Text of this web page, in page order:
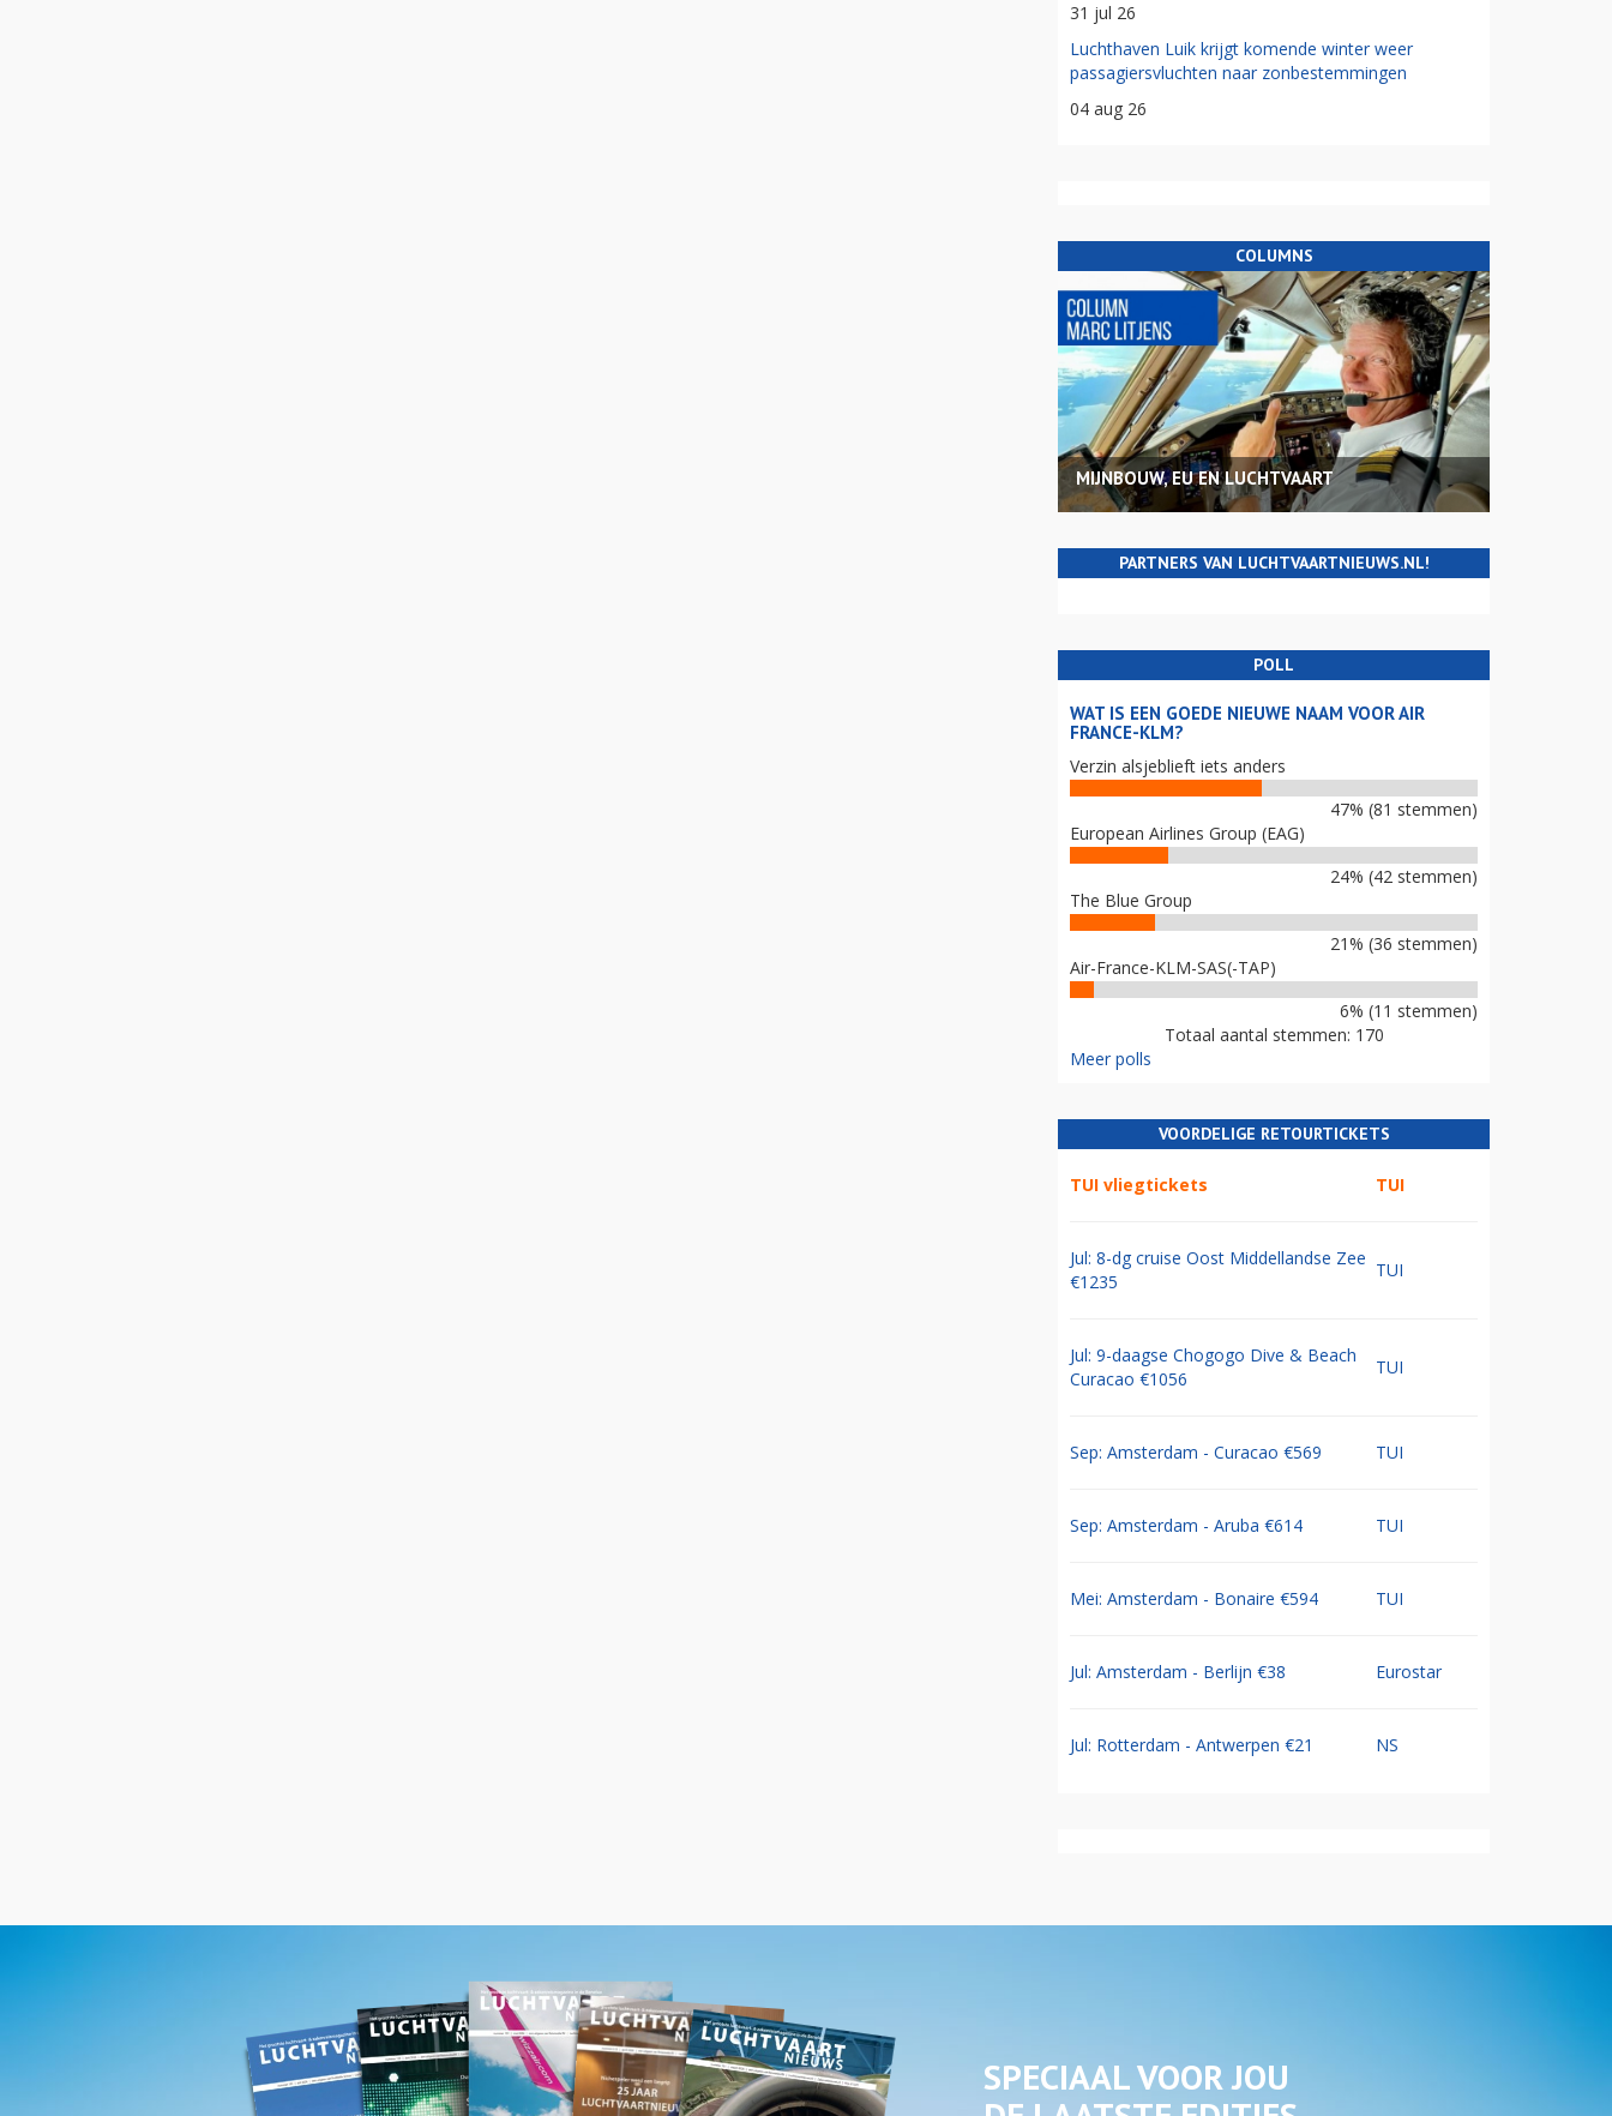
31 jul 26
Luchthaven Luik krijgt komende winter weer
passagiersvluchten naar zonbestemmingen
04 aug 26
COLUMNS
MIJNBOUW, EU EN LUCHTVAART
PARTNERS VAN LUCHTVAARTNIEUWS.NL!
POLL
WAT IS EEN GOEDE NIEUWE NAAM VOOR AIR
FRANCE-KLM?
Verzin alsjeblieft iets anders
47% (81 stemmen)
European Airlines Group (EAG)
24% (42 stemmen)
The Blue Group
21% (36 stemmen)
Air-France-KLM-SAS(-TAP)
6% (11 stemmen)
Totaal aantal stemmen: 170
Meer polls
VOORDELIGE RETOURTICKETS
TUI vliegtickets TUI
Jul: 8-dg cruise Oost Middellandse Zee
€1235
TUI
Jul: 9-daagse Chogogo Dive & Beach
Curacao €1056
TUI
Sep: Amsterdam - Curacao €569 TUI
Sep: Amsterdam - Aruba €614 TUI
Mei: Amsterdam - Bonaire €594 TUI
Jul: Amsterdam - Berlijn €38 Eurostar
Jul: Rotterdam - Antwerpen €21 NS
SPECIAAL VOOR JOU